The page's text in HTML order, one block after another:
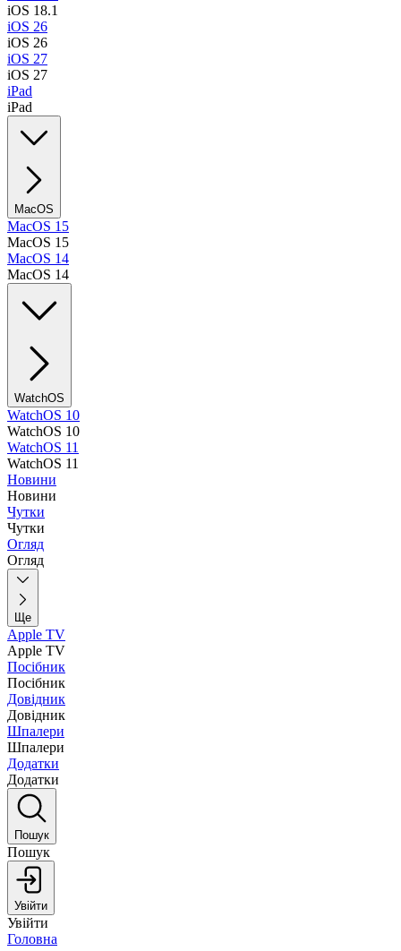
iOS 18.1
iOS 26
iOS 26
iOS 27
iOS 27
iPad
iPad
MacOS
MacOS 15
MacOS 15
MacOS 14
MacOS 14
WatchOS
WatchOS 10
WatchOS 10
WatchOS 11
WatchOS 11
Новини
Новини
Чутки
Чутки
Огляд
Огляд
Ще
Apple TV
Apple TV
Посібник
Посібник
Довідник
Довідник
Шпалери
Шпалери
Додатки
Додатки
Пошук
Пошук
Увійти
Увійти
Головна